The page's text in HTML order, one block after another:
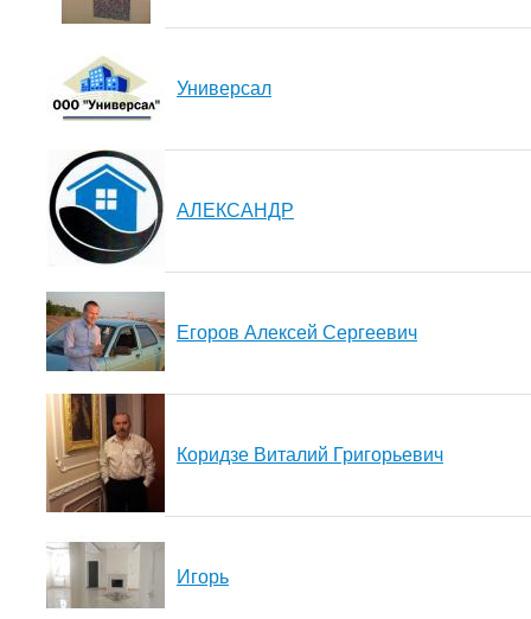
Универсал
АЛЕКСАНДР
Егоров Алексей Сергеевич
Коридзе Виталий Григорьевич
Игорь